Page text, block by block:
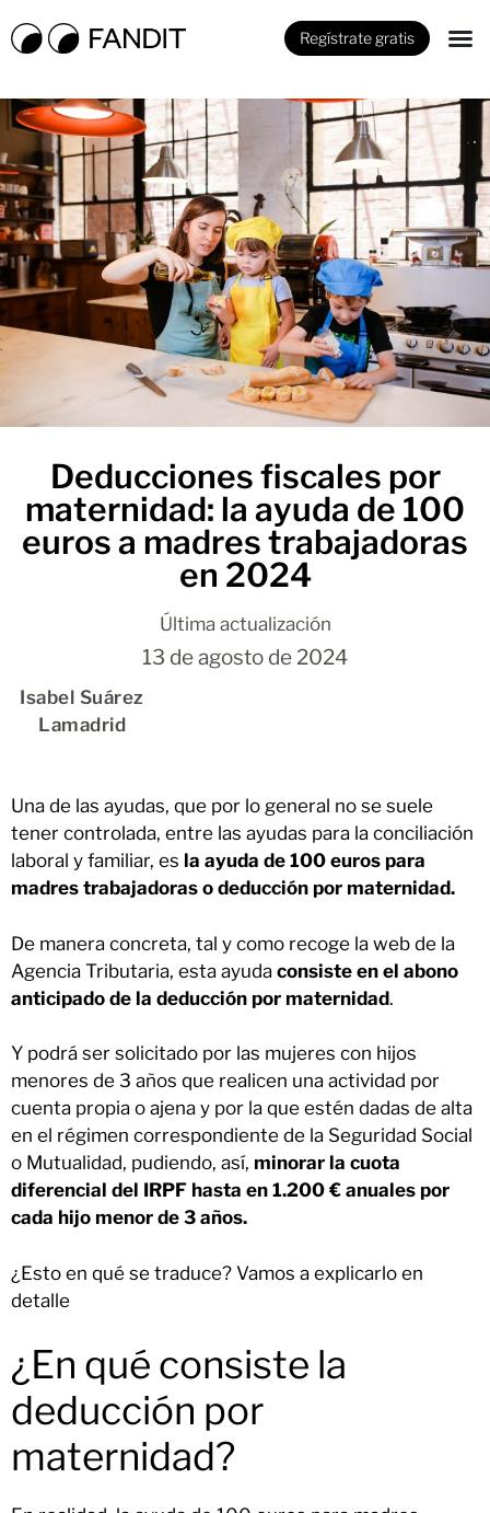
Regístrate gratis
Deducciones fiscales por
maternidad: la ayuda de 100
euros a madres trabajadoras
en 2024
Última actualización
13 de agosto de 2024
Isabel Suárez
Lamadrid
Una de las ayudas, que por lo general no se suele
tener controlada, entre las ayudas para la conciliación
laboral y familiar, es la ayuda de 100 euros para
madres trabajadoras o deducción por maternidad.
De manera concreta, tal y como recoge la web de la
Agencia Tributaria, esta ayuda consiste en el abono
anticipado de la deducción por maternidad.
Y podrá ser solicitado por las mujeres con hijos
menores de 3 años que realicen una actividad por
cuenta propia o ajena y por la que estén dadas de alta
en el régimen correspondiente de la Seguridad Social
o Mutualidad, pudiendo, así, minorar la cuota
diferencial del IRPF hasta en 1.200 € anuales por
cada hijo menor de 3 años.
¿Esto en qué se traduce? Vamos a explicarlo en
detalle
¿En qué consiste la
deducción por
maternidad?